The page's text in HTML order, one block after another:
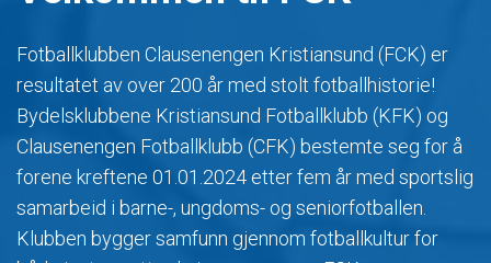
Fotballklubben Clausenengen Kristiansund (FCK) er
resultatet av over 200 år med stolt fotballhistorie!
Bydelsklubbene Kristiansund Fotballklubb (KFK) og
Clausenengen Fotballklubb (CFK) bestemte seg for å
forene kreftene 01.01.2024 etter fem år med sportslig
samarbeid i barne-, ungdoms- og seniorfotballen.
Klubben bygger samfunn gjennom fotballkultur for